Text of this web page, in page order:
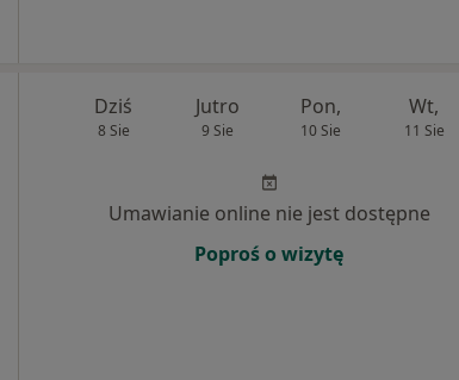
Dziś
8 Sie
Jutro
9 Sie
Pon,
10 Sie
Wt,
11 Sie
Umawianie online nie jest dostępne
Poproś o wizytę